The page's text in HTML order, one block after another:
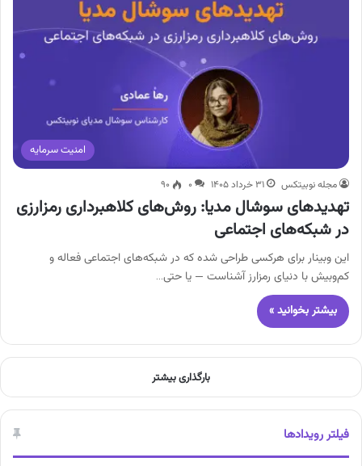
امنیت سرمایه
مجله نوبیتکس ۳۱ خرداد ۱۴۰۵ ۰ ۹۰
تهدیدهای سوشال مدیا: روش‌های کلاهبرداری رمزارزی
در شبکه‌های اجتماعی
این وبینار برای هرکسی طراحی شده که در شبکه‌های اجتماعی فعاله و
کم‌وبیش با دنیای رمزارز آشناست — یا حتی…
بیشتر بخوانید »
بارگذاری بیشتر
فیلتر رویدادها